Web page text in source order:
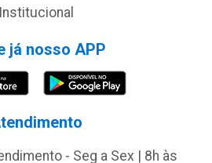
Institucional
já nosso APP
- Seg a Sex | 8h às